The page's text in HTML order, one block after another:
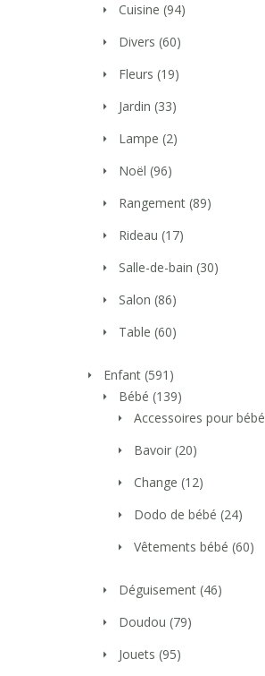
Cuisine (94)
Divers (60)
Fleurs (19)
Jardin (33)
Lampe (2)
Noël (96)
Rangement (89)
Rideau (17)
Salle-de-bain (30)
Salon (86)
Table (60)
Enfant (591)
Bébé (139)
Accessoires pour bébé
Bavoir (20)
Change (12)
Dodo de bébé (24)
Vêtements bébé (60)
Déguisement (46)
Doudou (79)
Jouets (95)